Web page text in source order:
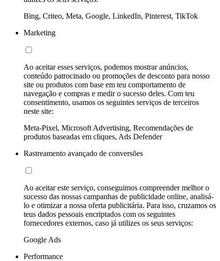
Bing, Criteo, Meta, Google, LinkedIn, Pinterest, TikTok
Marketing
Ao aceitar esses serviços, podemos mostrar anúncios,
conteúdo patrocinado ou promoções de desconto para nosso
site ou produtos com base em teu comportamento de
navegação e compras e medir o sucesso deles. Com teu
consentimento, usamos os seguintes serviços de terceiros
neste site:
Meta-Pixel, Microsoft Advertising, Recomendações de
produtos baseadas em cliques, Ads Defender
Rastreamento avançado de conversões
Ao aceitar este serviço, conseguimos compreender melhor o
sucesso das nossas campanhas de publicidade online, analisá-
lo e otimizar a nossa oferta publicitária. Para isso, cruzamos os
teus dados pessoais encriptados com os seguintes
fornecedores externos, caso já utilizes os seus serviços:
Google Ads
Performance